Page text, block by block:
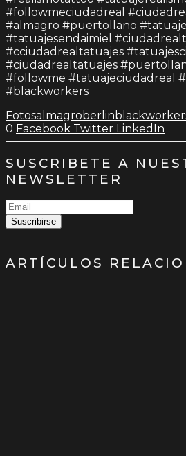
#followmeciudadreal
#almagro #puertollano
#tatuajesendaimiel
#cciudadrealtatuajes
#ciudadrealtatuajes
#followme #tatuajeciudadreal
#blackworkers
Fotosalmagroberlin
0 Facebook Twitter LinkedIn
SUSCRIBETE A
NEWSLETTER
Suscribirse
ARTÍCULOS